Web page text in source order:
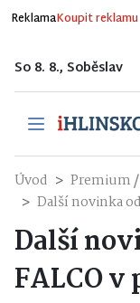
ReklamaKoupit reklamu
So 8. 8., Soběslav
Úvod Premium/
Další novinka
Další
FALCO v